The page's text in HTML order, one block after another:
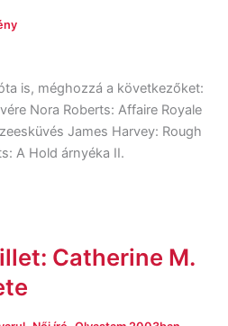
is, méghozzá a következőket:
Nora Roberts: Affaire Royale
James Harvey: Rough
A Hold árnyéka II.
Catherine M.